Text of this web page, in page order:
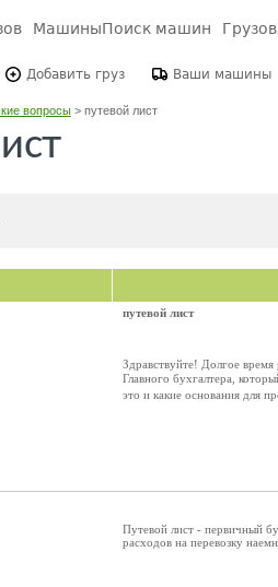
МашиныПоиск машин
Добавить груз Ваши машины
вопросы> путевой лист
путевой лист
Здравствуйте! Долгое
Главного бухгалтера,
это и какие основания для
Путевой лист - первичный
расходов на перевозку